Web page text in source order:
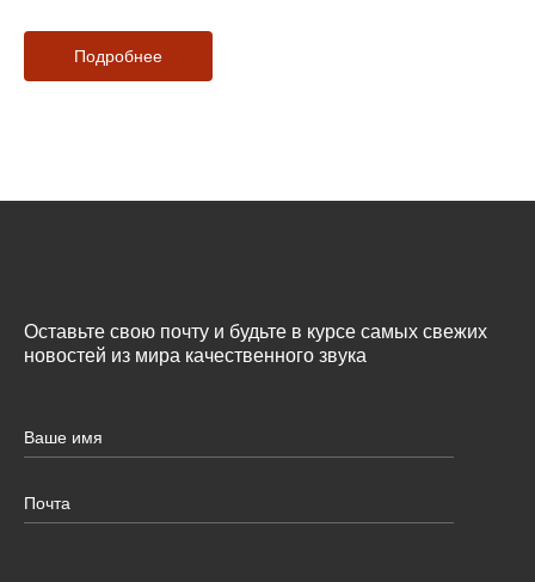
Подробнее
Оставьте свою почту и будьте в курсе самых свежих
новостей из мира качественного звука